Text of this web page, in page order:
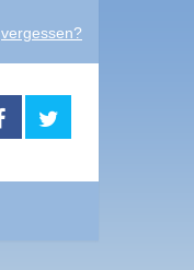
vergessen?